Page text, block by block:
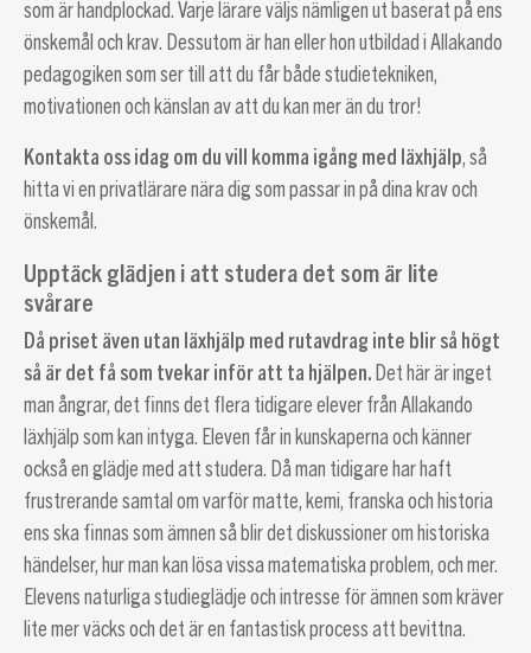
som är handplockad. Varje lärare väljs nämligen ut baserat på ens
önskemål och krav. Dessutom är han eller hon utbildad i Allakando
pedagogiken som ser till att du får både studietekniken,
motivationen och känslan av att du kan mer än du tror!
Kontakta oss idag om du vill komma igång med läxhjälp, så
hitta vi en privatlärare nära dig som passar in på dina krav och
önskemål.
Upptäck glädjen i att studera det som är lite
svårare
Då priset även utan läxhjälp med rutavdrag inte blir så högt
så är det få som tvekar inför att ta hjälpen. Det här är inget
man ångrar, det finns det flera tidigare elever från Allakando
läxhjälp som kan intyga. Eleven får in kunskaperna och känner
också en glädje med att studera. Då man tidigare har haft
frustrerande samtal om varför matte, kemi, franska och historia
ens ska finnas som ämnen så blir det diskussioner om historiska
händelser, hur man kan lösa vissa matematiska problem, och mer.
Elevens naturliga studieglädje och intresse för ämnen som kräver
lite mer väcks och det är en fantastisk process att bevittna.